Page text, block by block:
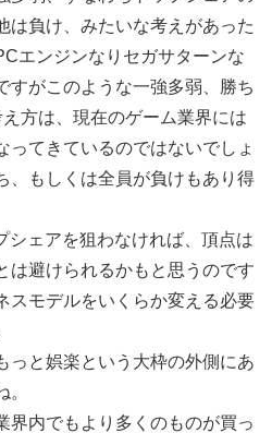
は負け、みたいな考えがあった
エンジンなりセガサターンな
すがこのような一強多弱、勝ち
方は、現在のゲーム業界には
ってきているのではないでしょ
、もしくは全員が負けもあり得
シェアを狙わなければ、頂点は
は避けられるかもと思うのです
スモデルをいくらか変える必要
っと娯楽という大枠の外側にあ
界内でもより多くのものが買っ